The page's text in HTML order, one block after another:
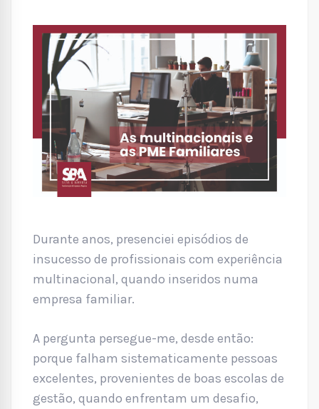
Durante anos, presenciei episódios de
insucesso de profissionais com experiência
multinacional, quando inseridos numa
empresa familiar.
A pergunta persegue-me, desde então:
porque falham sistematicamente pessoas
excelentes, provenientes de boas escolas de
gestão, quando enfrentam um desafio,